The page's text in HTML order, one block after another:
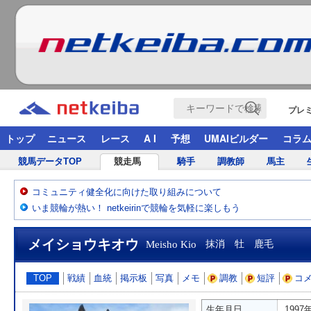
プレ
トップ ニュース レース A I 予想 UMAIビルダー コラム
競馬データTOP 競走馬 騎手 調教師 馬主
コミュニティ健全化に向けた取り組みについて
いま競輪が熱い！ netkeirinで競輪を気軽に楽しもう
メイショウキオウ Meisho Kio 抹消 牡 鹿毛
TOP 戦績 血統 掲示板 写真 メモ 調教 短評 コ